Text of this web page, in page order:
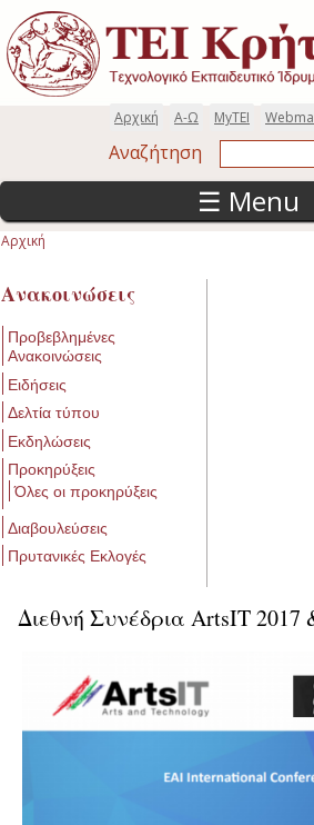
Παράκαμψη προς το κυρίως περιεχόμενο
MyTEI
Α-Ω
Αρχική
Αναζήτηση
☰ Menu
Αρχική
Ανακοινώσεις
Προβεβλημένες
Ανακοινώσεις
Ειδήσεις
Δελτία τύπου
Εκδηλώσεις
Προκηρύξεις
Όλες οι προκηρύξεις
Διαβουλεύσεις
Πρυτανικές Εκλογές
Διεθνή Συνέδρια ArtsIT 2017